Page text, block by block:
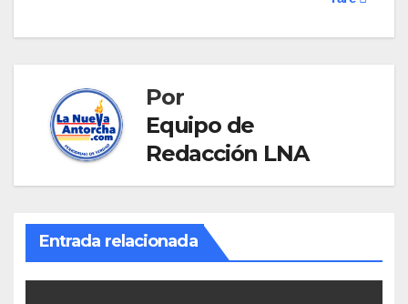
Por
Equipo de
Redacción LNA
Entrada relacionada